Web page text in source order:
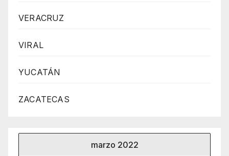
VERACRUZ
VIRAL
YUCATÁN
ZACATECAS
marzo 2022